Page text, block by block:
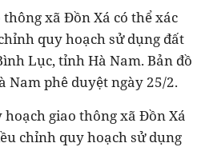
xã Đồn Xá có thể xác
quy hoạch sử dụng đất
Lục, tỉnh Hà Nam. Bản đồ
Nam phê duyệt ngày 25/2.
giao thông xã Đồn Xá
chỉnh quy hoạch sử dụng